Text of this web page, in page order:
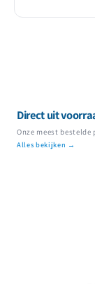
Direct uit
Onze meest
Alles bekijken →